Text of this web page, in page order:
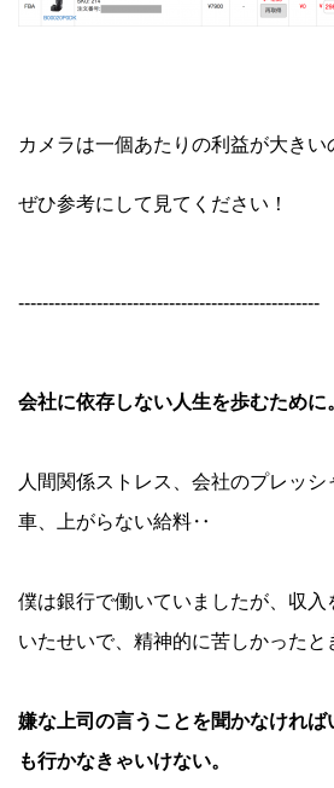
カメラは一個あたりの利益が大きい
ぜひ参考にして見てください！
--------------------------------------------------
会社に依存しない人生を歩むために
人間関係ストレス、会社のプレッ
車、上がらない給料‥
僕は銀行で働いていましたが、収入
いたせいで、精神的に苦しかったと
嫌な上司の言うことを聞かなけれ
も行かなきゃいけない。